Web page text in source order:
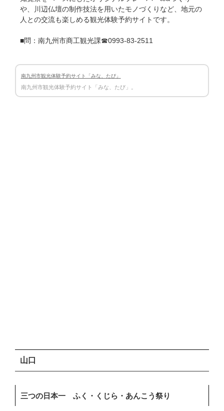
や、川辺仏壇の制作技法を用いたモノづくりなど、地元の
人との交流も楽しめる観光体験予約サイトです。
■問：南九州市商工観光課☎0993-83-2511
南九州市観光体験予約サイト「みな、たび」
南九州市観光体験予約サイト「みな、たび」。
山口
三つの日本一 ふく・くじら・あんこう祭り